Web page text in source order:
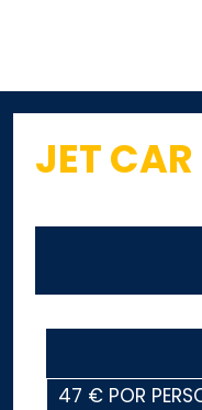
JET
47 € POR